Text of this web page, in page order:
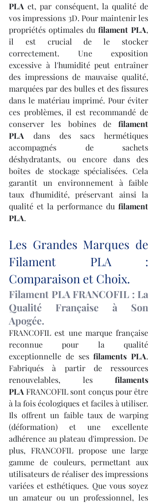
PLA et, par conséquent, la qualité de
vos impressions 3D. Pour maintenir les
propriétés optimales du filament PLA,
il est crucial de le stocker
correctement. Une exposition
excessive à l'humidité peut entraîner
des impressions de mauvaise qualité,
marquées par des bulles et des fissures
dans le matériau imprimé. Pour éviter
ces problèmes, il est recommandé de
conserver les bobines de filament
PLA dans des sacs hermétiques
accompagnés de sachets
déshydratants, ou encore dans des
boîtes de stockage spécialisées. Cela
garantit un environnement à faible
taux d'humidité, préservant ainsi la
qualité et la performance du filament
PLA.
Les Grandes Marques de
Filament PLA :
Comparaison et Choix.
Filament PLA FRANCOFIL : La
Qualité Française à Son
Apogée.
FRANCOFIL est une marque française
reconnue pour la qualité
exceptionnelle de ses filaments PLA.
Fabriqués à partir de ressources
renouvelables, les filaments
PLA FRANCOFIL sont conçus pour être
à la fois écologiques et faciles à utiliser.
Ils offrent un faible taux de warping
(déformation) et une excellente
adhérence au plateau d'impression. De
plus, FRANCOFIL propose une large
gamme de couleurs, permettant aux
utilisateurs de réaliser des impressions
variées et esthétiques. Que vous soyez